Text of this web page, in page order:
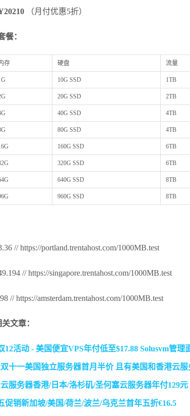
（月付优惠5折）
餐：
存 硬盘 流量
10G SSD 1TB
20G SSD 2TB
40G SSD 4TB
80G SSD 4TB
160G SSD 6TB
320G SSD 6TB
640G SSD 8TB
960G SSD 8TB
// https://portland.trentahost.com/1000MB.test
// https://singapore.trentahost.com/1000MB.test
// https://amsterdam.trentahost.com/1000MB.test
文章：
12活动 - 美国便宜VPS年付低至$17.88 Solusvm管理
十一美国独立服务器首月半价 且有美国和香港云服
服务器香港/日本/洛杉矶/圣何塞云服务器年付129元
销新加坡/美国/荷兰/波兰/乌克兰首年五折€16.5